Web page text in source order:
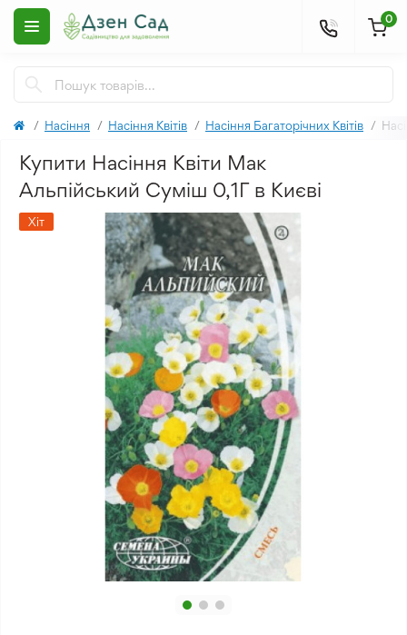
0
Насіння Насіння Квітів Насіння Багаторічних Квітів
Купити Насіння Квіти Мак
Альпійський Суміш 0,1Г в Києві
Хіт